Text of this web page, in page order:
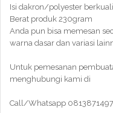
Isi dakron/polyester
Berat produk 230gram
Anda pun bisa memesan
warna dasar dan variasi
Untuk pemesanan
menghubungi kami di
Call/Whatsapp